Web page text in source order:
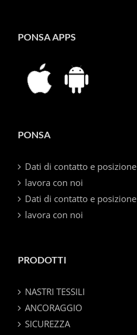
PONSA APPS
PONSA
Dati di contatto e posizione
lavora con noi
Dati di contatto e posizione
lavora con noi
PRODOTTI
NASTRI TESSILI
ANCORAGGIO
SICUREZZA